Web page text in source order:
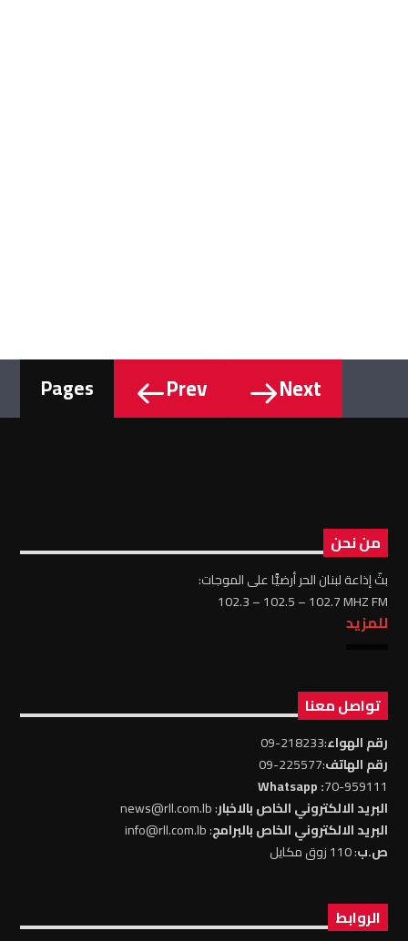
Pages Prev Next
من نحن
بثّ إذاعة لبنان الحر أرضيًّا على الموجات:
102.3 – 102.5 – 102.7 MHZ FM
للمزيد
تواصل معنا
رقم الهواء:218233-09
رقم الهاتف:225577-09
70-959111
: Whatsapp
البريد الالكتروني الخاص بالاخبار: news@rll.com.lb
البريد الالكتروني الخاص بالبرامج: info@rll.com.lb
ص.ب: 110 زوق مكايل
الروابط